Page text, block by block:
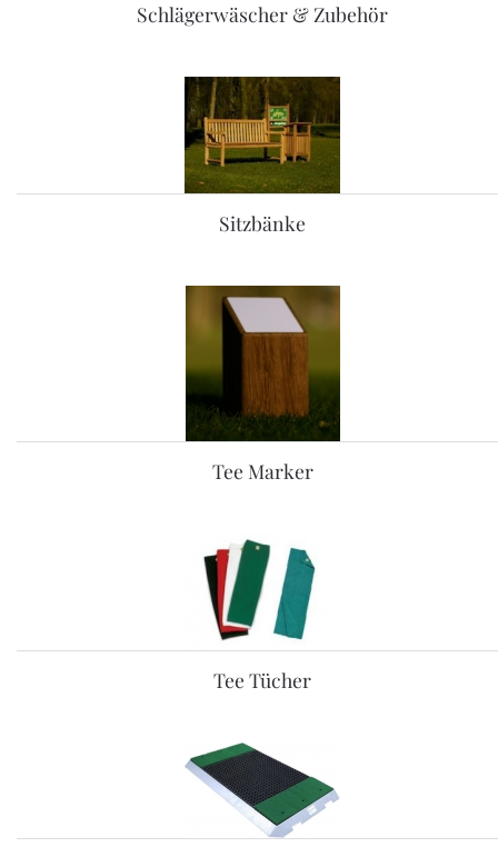
Schlägerwäscher & Zubehör
Sitzbänke
Tee Marker
Tee Tücher